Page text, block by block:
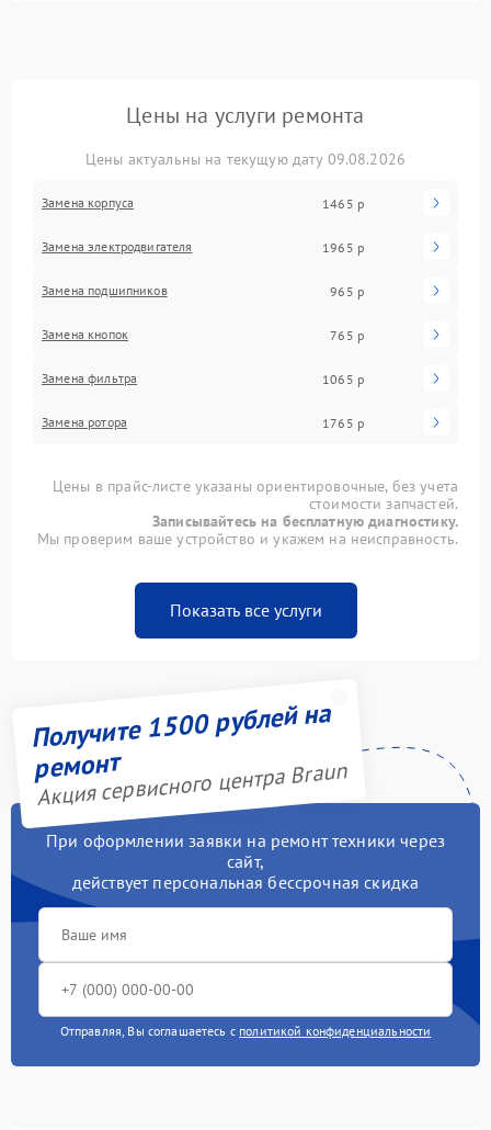
Цены на услуги ремонта
Цены актуальны на текущую дату 09.08.2026
Замена корпуса 1465 р
Замена электродвигателя 1965 р
Замена подшипников 965 р
Замена кнопок 765 р
Замена фильтра 1065 р
Замена ротора 1765 р
Цены в прайс-листе указаны ориентировочные, без учета
стоимости запчастей.
Записывайтесь на бесплатную диагностику.
Мы проверим ваше устройство и укажем на неисправность.
Показать все услуги
Получите 1500 рублей на
ремонт
Акция сервисного центра Braun
При оформлении заявки на ремонт техники через
сайт,
действует персональная бессрочная скидка
Отправляя, Вы соглашаетесь с политикой конфиденциальности